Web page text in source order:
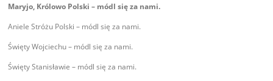
Maryjo, Królowo Polski – módl się za nami.
Aniele Stróżu Polski – módl się za nami.
Święty Wojciechu – módl się za nami.
Święty Stanisławie – módl się za nami.